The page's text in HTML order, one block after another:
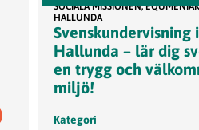
SOCIALA MISSIONEN,
HALLUNDA
Svenskundervisning i
Hallunda – lär dig
en trygg och
miljö!
Kategori